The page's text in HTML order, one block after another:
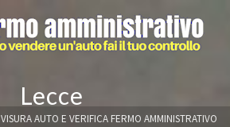
Lecce
VISURA AUTO E VERIFICA FERMO AMMINISTRATIVO